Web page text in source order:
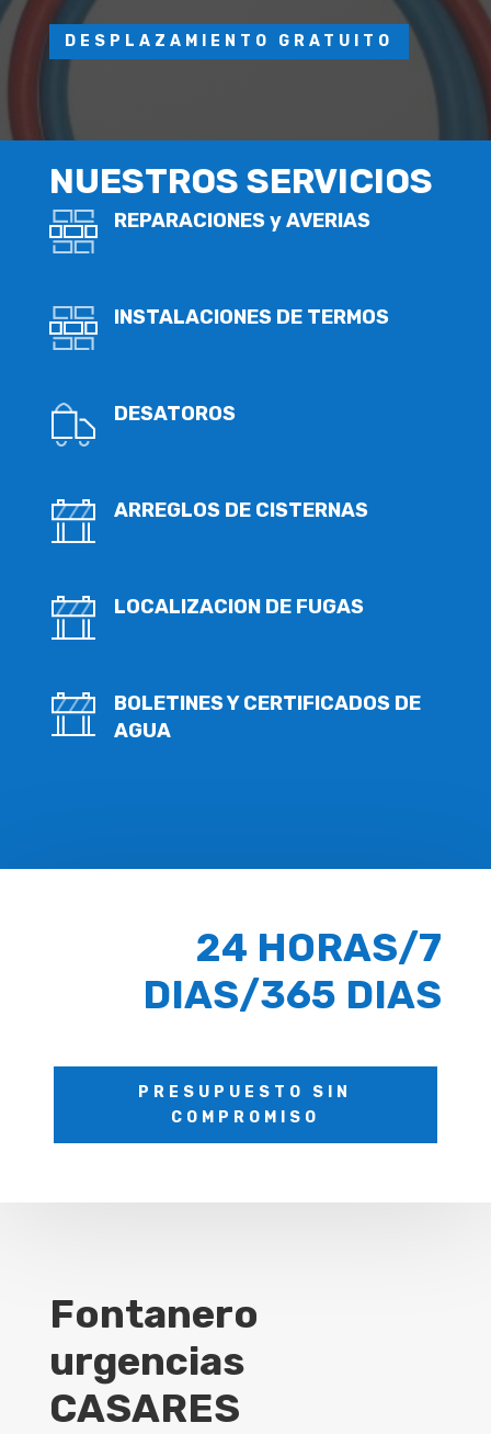
DESPLAZAMIENTO GRATUITO
NUESTROS SERVICIOS
REPARACIONES y AVERIAS
INSTALACIONES DE TERMOS
DESATOROS
ARREGLOS DE CISTERNAS
LOCALIZACION DE FUGAS
BOLETINES Y CERTIFICADOS DE
AGUA
24 HORAS/7
DIAS/365 DIAS
PRESUPUESTO SIN
COMPROMISO
Fontanero
urgencias
CASARES